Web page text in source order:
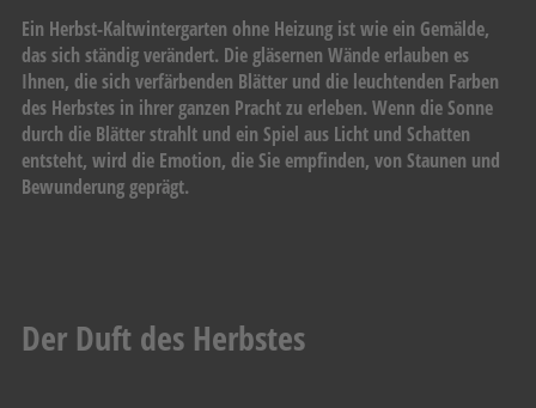
Ein Herbst-Kaltwintergarten ohne Heizung ist wie ein Gemälde,
das sich ständig verändert. Die gläsernen Wände erlauben es
Ihnen, die sich verfärbenden Blätter und die leuchtenden Farben
des Herbstes in ihrer ganzen Pracht zu erleben. Wenn die Sonne
durch die Blätter strahlt und ein Spiel aus Licht und Schatten
entsteht, wird die Emotion, die Sie empfinden, von Staunen und
Bewunderung geprägt.
Der Duft des Herbstes